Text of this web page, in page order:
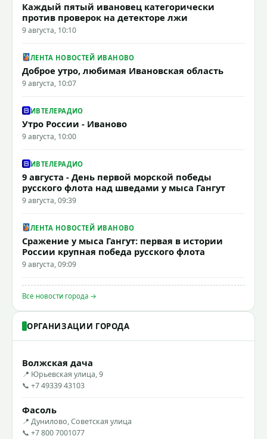
Каждый пятый ивановец категорически
против проверок на детекторе лжи
9 августа, 10:10
ЛЕНТА НОВОСТЕЙ ИВАНОВО
Доброе утро, любимая Ивановская область
9 августа, 10:07
ИВТЕЛЕРАДИО
Утро России - Иваново
9 августа, 10:00
ИВТЕЛЕРАДИО
9 августа - День первой морской победы
русского флота над шведами у мыса Гангут
9 августа, 09:39
ЛЕНТА НОВОСТЕЙ ИВАНОВО
Сражение у мыса Гангут: первая в истории
России крупная победа русского флота
9 августа, 09:09
Все новости города →
ОРГАНИЗАЦИИ ГОРОДА
Волжская дача
📍 Юрьевская улица, 9
📞 +7 49339 43103
Фасоль
📍 Дунилово, Советская улица
📞 +7 800 7001077